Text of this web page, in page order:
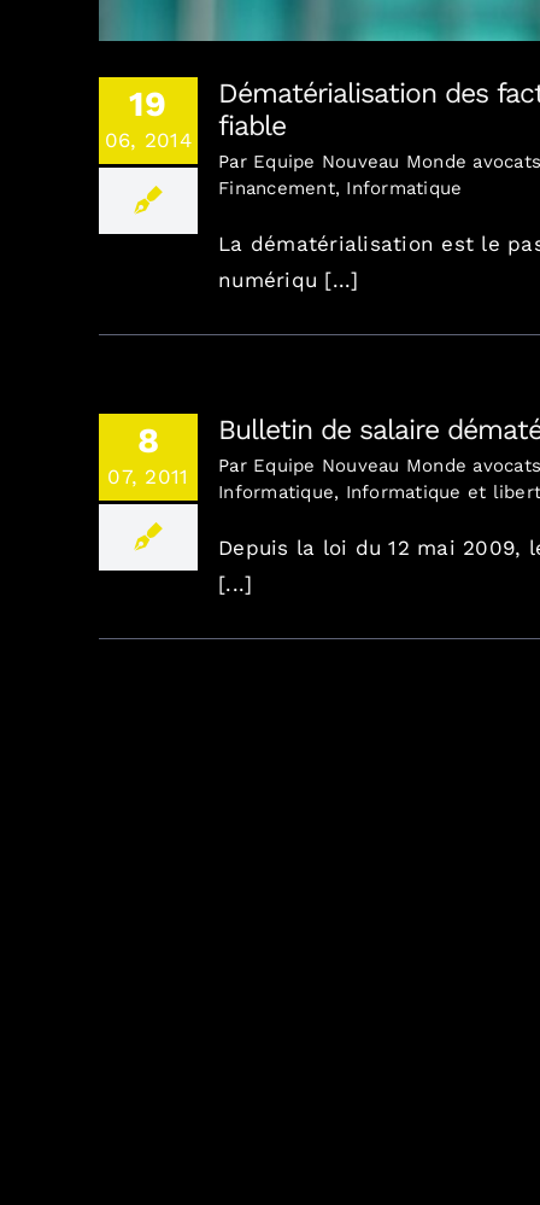
19
06, 2014
Dématérialisation des
fiable
Par Equipe Nouveau Monde
Financement, Informatique
La dématérialisation est le
numériqu [...]
8
07, 2011
Bulletin de salaire
Par Equipe Nouveau Monde
Informatique, Informatique et
Depuis la loi du 12 mai
[...]